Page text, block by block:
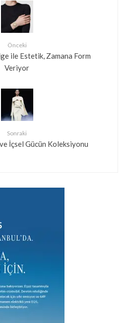
Önceki
ile Estetik, Zamana Form
Veriyor
Sonraki
İçsel Gücün Koleksiyonu